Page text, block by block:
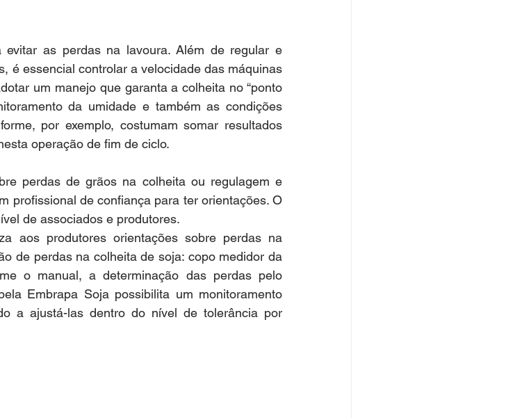
é essencial controlar a velocidade das máquinas
um manejo que garanta a colheita no “ponto
da umidade e também as condições
por exemplo, costumam somar resultados
operação de fim de ciclo.
perdas de grãos na colheita ou regulagem e
profissional de confiança para ter orientações. O
de associados e produtores.
aos produtores orientações sobre perdas na
de perdas na colheita de soja: copo medidor da
o manual, a determinação das perdas pelo
Embrapa Soja possibilita um monitoramento
a ajustá-las dentro do nível de tolerância por